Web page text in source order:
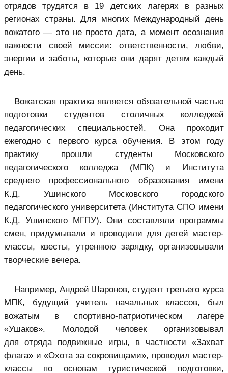
отрядов трудятся в 19 детских лагерях в разных
регионах страны. Для многих Международный день
вожатого — это не просто дата, а момент осознания
важности своей миссии: ответственности, любви,
энергии и заботы, которые они дарят детям каждый
день.
Вожатская практика является обязательной частью
подготовки студентов столичных колледжей
педагогических специальностей. Она проходит
ежегодно с первого курса обучения. В этом году
практику прошли студенты Московского
педагогического колледжа (МПК) и Института
среднего профессионального образования имени
К.Д. Ушинского Московского городского
педагогического университета (Института СПО имени
К.Д. Ушинского МГПУ). Они составляли программы
смен, придумывали и проводили для детей мастер-
классы, квесты, утреннюю зарядку, организовывали
творческие вечера.
Например, Андрей Шаронов, студент третьего курса
МПК, будущий учитель начальных классов, был
вожатым в спортивно-патриотическом лагере
«Ушаков». Молодой человек организовывал
для отряда подвижные игры, в частности «Захват
флага» и «Охота за сокровищами», проводил мастер-
классы по основам туристической подготовки,